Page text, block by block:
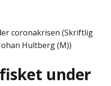
coronakrisen (Skriftlig
Hultberg (M))
under